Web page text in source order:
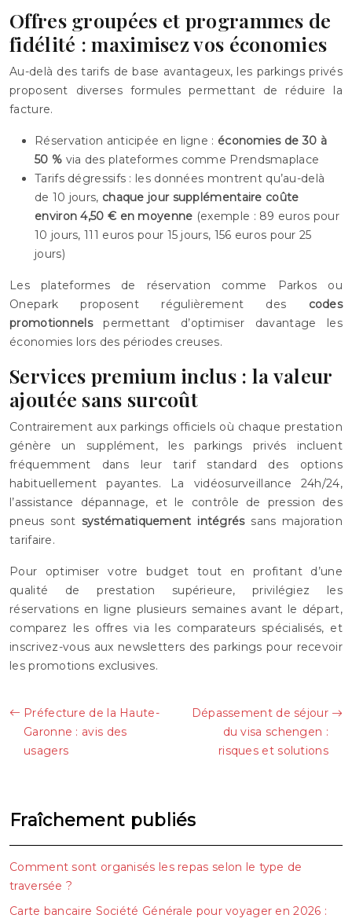
Offres groupées et programmes de
fidélité : maximisez vos économies
Au-delà des tarifs de base avantageux, les parkings privés
proposent diverses formules permettant de réduire la
facture.
Réservation anticipée en ligne : économies de 30 à
50 % via des plateformes comme Prendsmaplace
Tarifs dégressifs : les données montrent qu’au-delà
de 10 jours, chaque jour supplémentaire coûte
environ 4,50 € en moyenne (exemple : 89 euros pour
10 jours, 111 euros pour 15 jours, 156 euros pour 25
jours)
Les plateformes de réservation comme Parkos ou
Onepark proposent régulièrement des codes
promotionnelspermettant d’optimiser davantage les
économies lors des périodes creuses.
Services premium inclus : la valeur
ajoutée sans surcoût
Contrairement aux parkings officiels où chaque prestation
génère un supplément, les parkings privés incluent
fréquemment dans leur tarif standard des options
habituellement payantes. La vidéosurveillance 24h/24,
l’assistance dépannage, et le contrôle de pression des
pneus sont systématiquement intégréssans majoration
tarifaire.
Pour optimiser votre budget tout en profitant d’une
qualité de prestation supérieure, privilégiez les
réservations en ligne plusieurs semaines avant le départ,
comparez les offres via les comparateurs spécialisés, et
inscrivez-vous aux newsletters des parkings pour recevoir
les promotions exclusives.
Préfecture de la Haute-
Garonne : avis des
usagers
Dépassement de séjour
du visa schengen :
risques et solutions
Fraîchement publiés
Comment sont organisés les repas selon le type de
traversée ?
Carte bancaire Société Générale pour voyager en 2026 :